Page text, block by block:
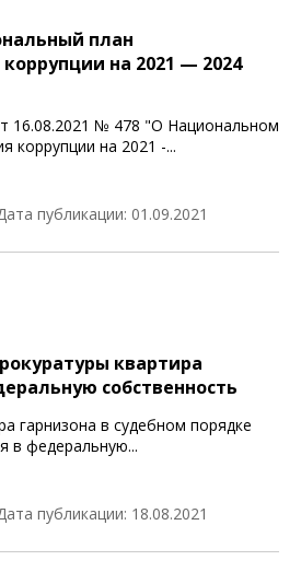
план
на 2021 — 2024
16.08.2021 № 478 "О Национальном
коррупции на 2021 -...
публикации: 01.09.2021
квартира
собственность
гарнизона в судебном порядке
в федеральную...
публикации: 18.08.2021